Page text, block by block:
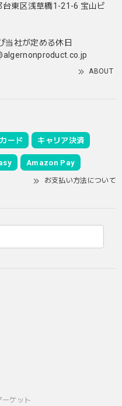
東区浅草橋1-21-6 宝山ビ
当社が定める休日
ABOUT
ード キャリア決済
Amazon Pay
お支払い方法について
ケット